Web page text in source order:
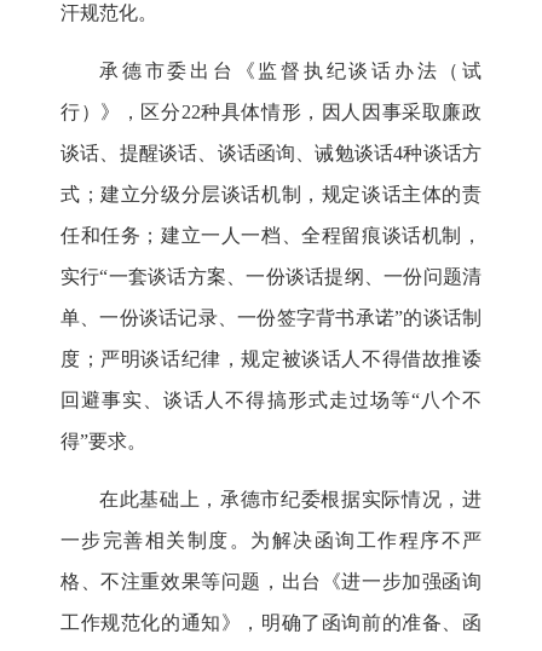
汗规范化。
承德市委出台《监督执纪谈话办法（试
行）》，区分22种具体情形，因人因事采取廉政
谈话、提醒谈话、谈话函询、诫勉谈话4种谈话方
式；建立分级分层谈话机制，规定谈话主体的责
任和任务；建立一人一档、全程留痕谈话机制，
实行“一套谈话方案、一份谈话提纲、一份问题清
单、一份谈话记录、一份签字背书承诺”的谈话制
度；严明谈话纪律，规定被谈话人不得借故推诿
回避事实、谈话人不得搞形式走过场等“八个不
得”要求。
在此基础上，承德市纪委根据实际情况，进
一步完善相关制度。为解决函询工作程序不严
格、不注重效果等问题，出台《进一步加强函询
工作规范化的通知》，明确了函询前的准备、函